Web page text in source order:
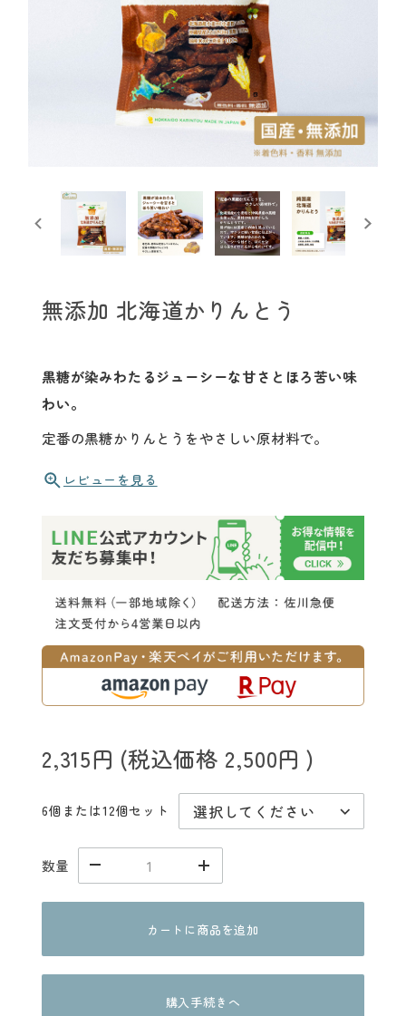
無添加 北海道かりんとう
黒糖が染みわたるジューシーな甘さとほろ苦い味
わい。
定番の黒糖かりんとうをやさしい原材料で。
レビューを見る
2,315円 (税込価格 2,500円 )
6個または12個セット
数量
カートに商品を追加
購入手続きへ